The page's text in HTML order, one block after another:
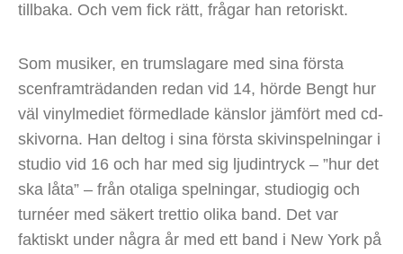
tillbaka. Och vem fick rätt, frågar han retoriskt.
Som musiker, en trumslagare med sina första
scenframträdanden redan vid 14, hörde Bengt hur
väl vinylmediet förmedlade känslor jämfört med cd-
skivorna. Han deltog i sina första skivinspelningar i
studio vid 16 och har med sig ljudintryck – ”hur det
ska låta” – från otaliga spelningar, studiogig och
turnéer med säkert trettio olika band. Det var
faktiskt under några år med ett band i New York på